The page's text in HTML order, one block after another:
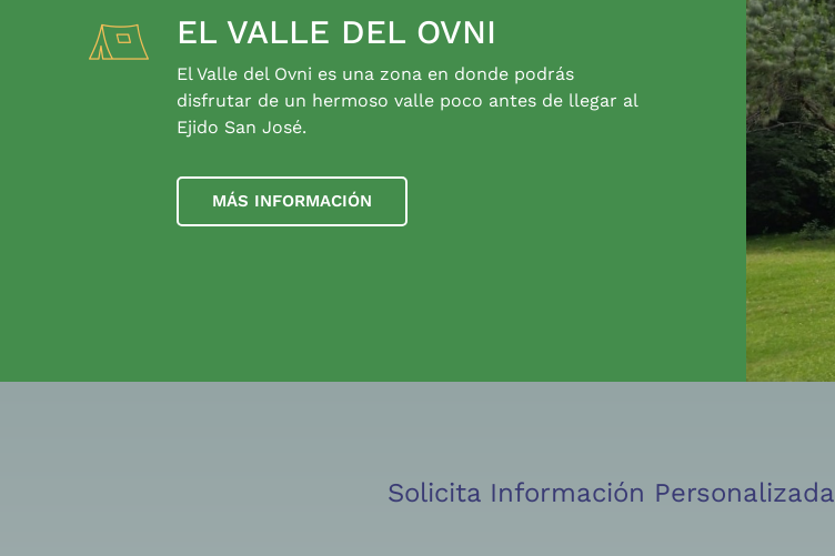
EL VALLE DEL OVNI
El Valle del Ovni es una zona en donde podrás
disfrutar de un hermoso valle poco antes de llegar al
Ejido San José.
MÁS INFORMACIÓN
Solicita Información Personalizada